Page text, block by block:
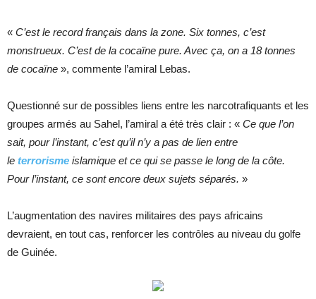
« C’est le record français dans la zone. Six tonnes, c’est
monstrueux. C’est de la cocaïne pure. Avec ça, on a 18 tonnes
de cocaïne », commente l’amiral Lebas.
Questionné sur de possibles liens entre les narcotrafiquants et les
groupes armés au Sahel, l’amiral a été très clair : « Ce que l’on
sait, pour l’instant, c’est qu’il n’y a pas de lien entre
le terrorisme islamique et ce qui se passe le long de la côte.
Pour l’instant, ce sont encore deux sujets séparés. »
L’augmentation des navires militaires des pays africains
devraient, en tout cas, renforcer les contrôles au niveau du golfe
de Guinée.